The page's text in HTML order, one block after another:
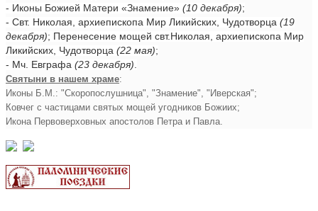
- Иконы Божией Матери «Знамение» (10 декабря);
- Свт. Николая, архиепископа Мир Ликийских, Чудотворца (19
декабря); Перенесение мощей свт.Николая, архиепископа Мир
Ликийских, Чудотворца (22 мая);
- Мч. Евграфа (23 декабря)
Святыни в нашем храме:
Иконы Б.М.: "Скоропослушница", "Знамение", "Иверская";
Ковчег с частицами святых мощей угодников Божиих;
Икона Первоверховных апостолов Петра и Павла.